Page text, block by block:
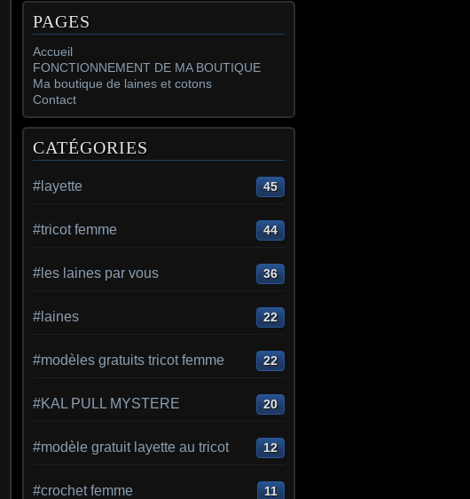
PAGES
Accueil
FONCTIONNEMENT DE MA BOUTIQUE
Ma boutique de laines et cotons
Contact
CATÉGORIES
#layette 45
#tricot femme 44
#les laines par vous 36
#laines 22
#modèles gratuits tricot femme 22
#KAL PULL MYSTERE 20
#modèle gratuit layette au tricot 12
#crochet femme 11